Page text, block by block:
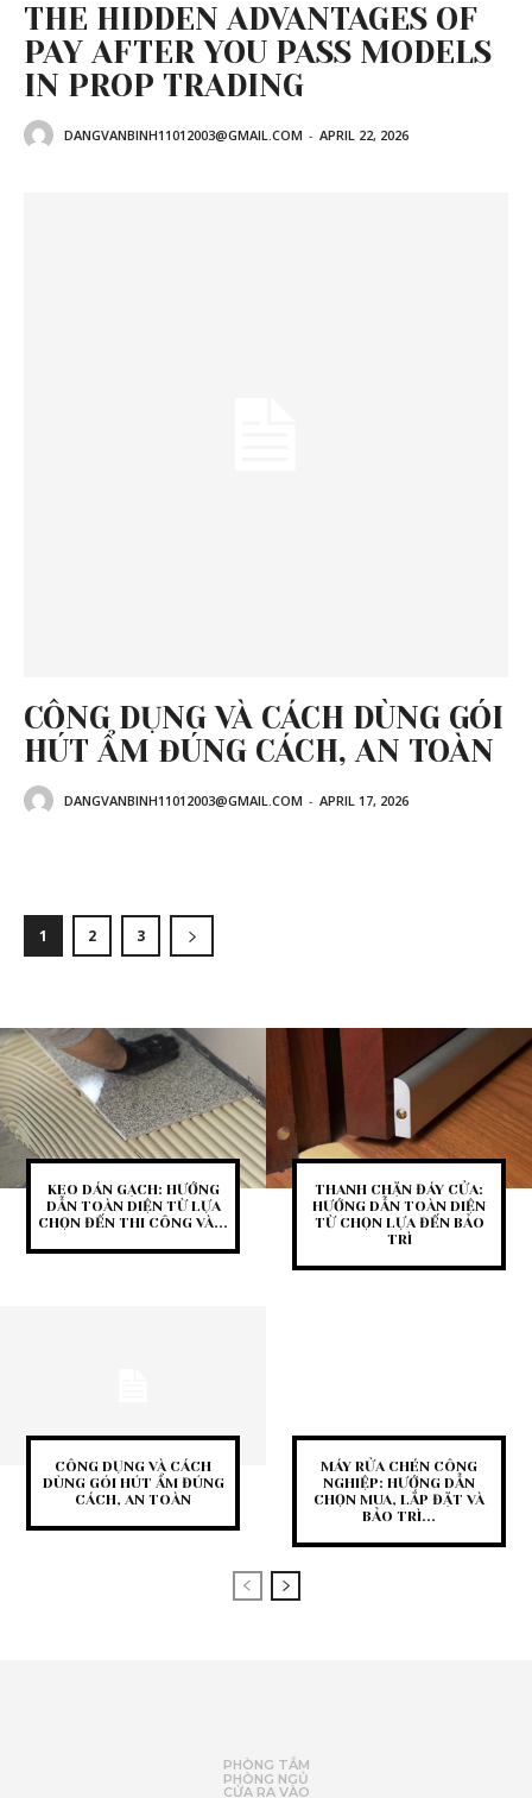
THE HIDDEN ADVANTAGES OF
PAY AFTER YOU PASS MODELS
IN PROP TRADING
DANGVANBINH11012003@GMAIL.COM - APRIL 22, 2026
CÔNG DỤNG VÀ CÁCH DÙNG GÓI
HÚT ẨM ĐÚNG CÁCH, AN TOÀN
DANGVANBINH11012003@GMAIL.COM - APRIL 17, 2026
1 2 3
KEO DÁN GẠCH: HƯỚNG
DẪN TOÀN DIỆN TỪ LỰA
CHỌN ĐẾN THI CÔNG VÀ...
THANH CHẶN ĐÁY CỬA:
HƯỚNG DẪN TOÀN DIỆN
TỪ CHỌN LỰA ĐẾN BẢO
TRÌ
CÔNG DỤNG VÀ CÁCH
DÙNG GÓI HÚT ẨM ĐÚNG
CÁCH, AN TOÀN
MÁY RỬA CHÉN CÔNG
NGHIỆP: HƯỚNG DẪN
CHỌN MUA, LẮP ĐẶT VÀ
BẢO TRÌ...
PHÒNG TẮM
PHÒNG NGỦ
CỬA RA VÀO